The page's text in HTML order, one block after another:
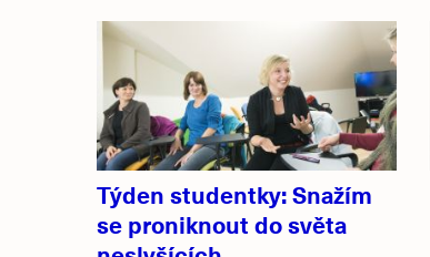
Související
články
Týden studentky: Snažím
se proniknout do světa